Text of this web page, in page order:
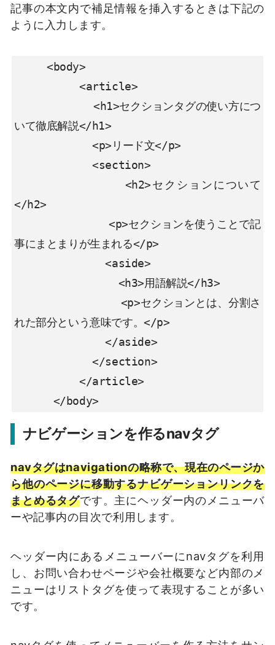
記事の本文内で補足情報を挿入するときは下記の
ように入力します。
     <body>
          <article>
いて徹底解説</h1>
            <p>リード文</p>
            <section>
</h2>
              <p>セクションを使うことで記
事にまとまりが生まれる</p>
              <aside>
れた部分という意味です。</p>
              </aside>
            </section>
          </article>
      </body>
ナビゲーションを作るnavタグ
navタグはnavigationの略称で、現在のページか
ら他のページに移動するナビゲーションリンクを
まとめるタグです。主にヘッダー内のメニューバ
ーや記事内の目次で利用します。
ヘッダー内にあるメニューバーにnavタグを利用
し、お問い合わせページや会社概要など内部のメ
ニューはリストタグを使って表現することが多い
です。